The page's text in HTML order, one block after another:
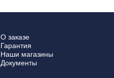
О заказе
Гарантия
Наши магазины
Документы